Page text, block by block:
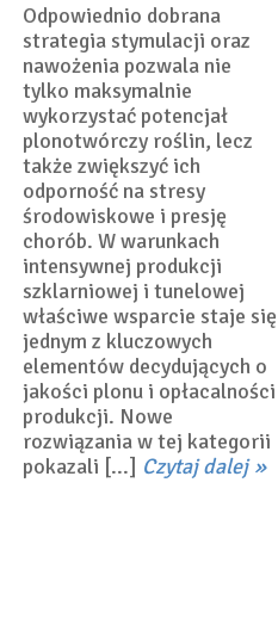
Odpowiednio dobrana
strategia stymulacji oraz
nawożenia pozwala nie
tylko maksymalnie
wykorzystać potencjał
plonotwórczy roślin, lecz
także zwiększyć ich
odporność na stresy
środowiskowe i presję
chorób. W warunkach
intensywnej produkcji
szklarniowej i tunelowej
właściwe wsparcie staje się
jednym z kluczowych
elementów decydujących o
jakości plonu i opłacalności
produkcji. Nowe
rozwiązania w tej kategorii
pokazali [...] Czytaj dalej